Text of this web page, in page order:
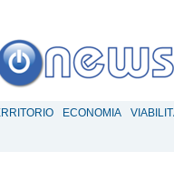
ECONOMIA